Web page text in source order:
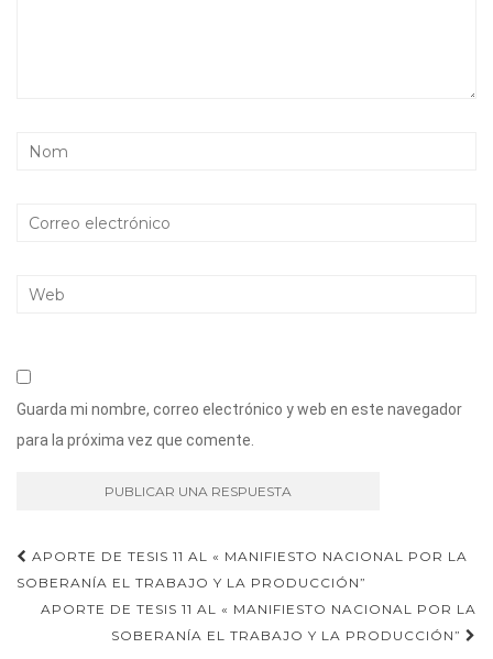
Guarda mi nombre, correo electrónico y web en este navegador
para la próxima vez que comente.
Navegación
de
entradas
APORTE DE TESIS 11 AL « MANIFIESTO NACIONAL POR LA
SOBERANÍA EL TRABAJO Y LA PRODUCCIÓN”
APORTE DE TESIS 11 AL « MANIFIESTO NACIONAL POR LA
SOBERANÍA EL TRABAJO Y LA PRODUCCIÓN”